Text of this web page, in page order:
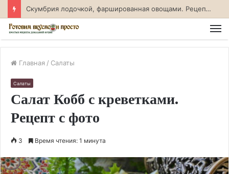
Судак. фаршированный креветками. Рецепт с фото
Главная / Салаты
Салаты
Салат Кобб с креветками.
Рецепт с фото
3 Время чтения: 1 минута